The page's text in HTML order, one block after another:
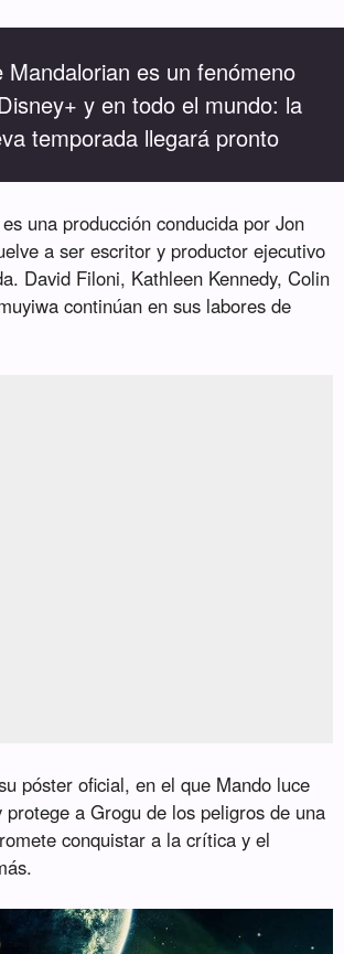
Mandalorian es un fenómeno
y en todo el mundo: la
temporada llegará pronto
es una producción conducida por Jon
a ser escritor y productor ejecutivo
David Filoni, Kathleen Kennedy, Colin
continúan en sus labores de
póster oficial, en el que Mando luce
protege a Grogu de los peligros de una
conquistar a la crítica y el